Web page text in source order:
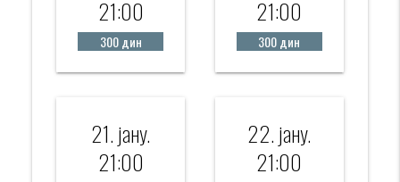
21:00
300 дин
21:00
300 дин
21. јанy.
21:00
22. јанy.
21:00